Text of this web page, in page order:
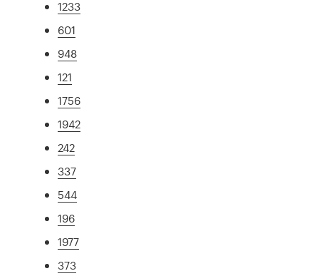
1233
601
948
121
1756
1942
242
337
544
196
1977
373